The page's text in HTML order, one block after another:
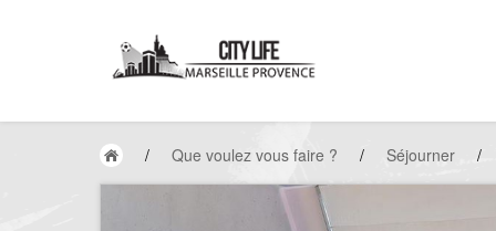
/ Que voulez vous faire ? / Séjourner /